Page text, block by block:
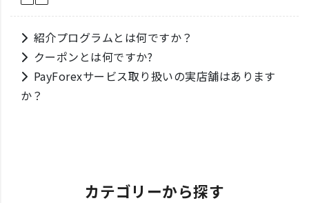
紹介プログラムとは何ですか？
クーポンとは何ですか?
PayForexサービス取り扱いの実店舗はあります
か？
カテゴリーから探す